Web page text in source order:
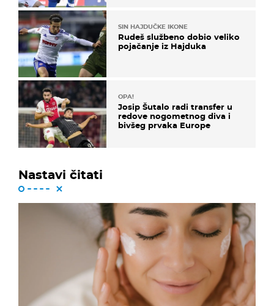
SIN HAJDUČKE IKONE
Rudeš službeno dobio veliko
pojačanje iz Hajduka
OPA!
Josip Šutalo radi transfer u
redove nogometnog diva i
bivšeg prvaka Europe
Nastavi čitati